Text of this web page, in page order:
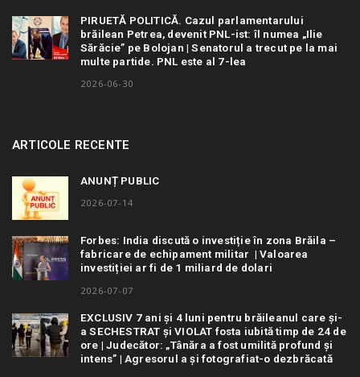
PIRUETĂ POLITICĂ. Cazul parlamentarului
brăilean Petrea, devenit PNL-ist: îl numea „Ilie
Sărăcie” pe Bolojan | Senatorul a trecut pe la mai
multe partide. PNL este al 7-lea
2026-06-30
ARTICOLE RECENTE
ANUNȚ PUBLIC
2026-07-14
Forbes: India discută o investiție în zona Brăila –
fabricare de echipament militar | Valoarea
investiției ar fi de 1 miliard de dolari
2026-07-07
EXCLUSIV 7 ani și 4 luni pentru brăileanul care și-
a SECHESTRAT și VIOLAT fosta iubită timp de 24 de
ore | Judecător: „Tânăra a fost umilită profund și
intens” | Agresorul a și fotografiat-o dezbrăcată